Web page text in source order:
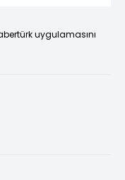
uygulamasını